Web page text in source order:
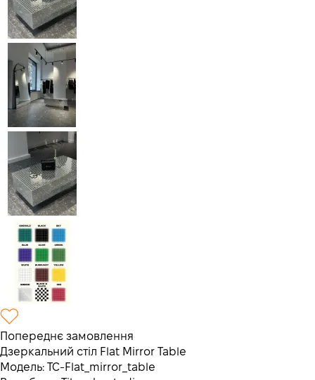
Попереднє замовлення
Дзеркальний стіл Flat Mirror Table
Модель: TC-Flat_mirror_table